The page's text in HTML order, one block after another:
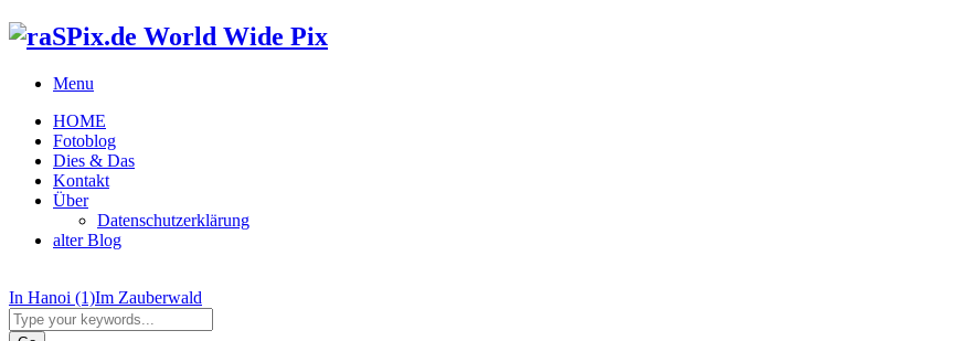
World Wide Pix
Menu
HOME
Fotoblog
Dies & Das
Kontakt
Über
Datenschutzerklärung
alter Blog
In Hanoi (1)Im Zauberwald